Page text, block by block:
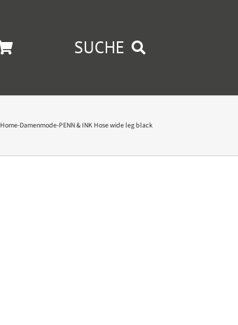
SUCHE
Home-Damenmode-PENN & INK Hose wide leg black